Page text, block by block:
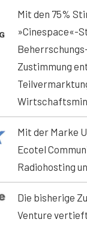
Mit den 75%
»Cinespace«-
Zustimmung
Mit der Marke
Ecotel
Radiohosting
Die bisherige
Venture